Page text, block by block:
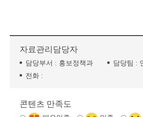
자료관리담당자
담당부서 : 홍보정책과 담당팀 :
전화 :
콘텐츠 만족도